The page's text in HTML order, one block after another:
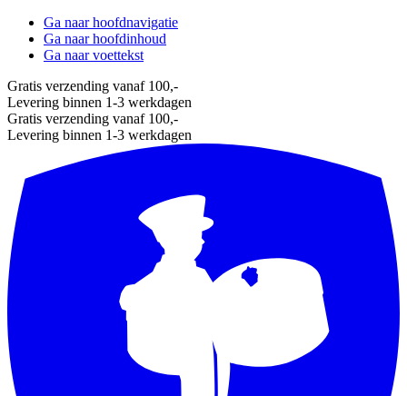
Ga naar hoofdnavigatie
Ga naar hoofdinhoud
Ga naar voettekst
Gratis verzending vanaf 100,-
Levering binnen 1-3 werkdagen
Gratis verzending vanaf 100,-
Levering binnen 1-3 werkdagen